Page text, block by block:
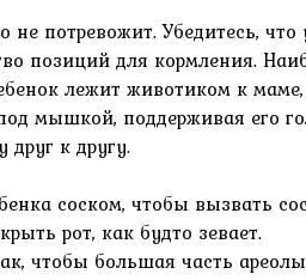
не потревожит. Убедитесь,
позиций для кормления.
лежит животиком к
мышкой, поддерживая его
к другу.
соском, чтобы вызвать
рот, как будто зевает.
чтобы большая часть